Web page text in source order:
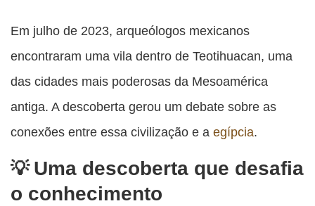
esta
publicação
Facebook
esta
publicação
esta
publicação
esta
publicação
esta
publicação
Em julho de 2023, arqueólogos mexicanos
encontraram uma vila dentro de Teotihuacan, uma
das cidades mais poderosas da Mesoamérica
antiga. A descoberta gerou um debate sobre as
conexões entre essa civilização e a egípcia.
Uma descoberta que desafia
o conhecimento